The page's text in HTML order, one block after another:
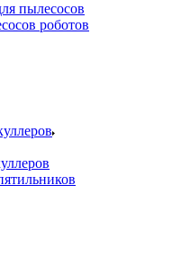
пылесосов
роботов